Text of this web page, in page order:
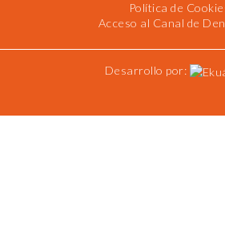
Política de
Acceso al Canal de
Desarrollo por: